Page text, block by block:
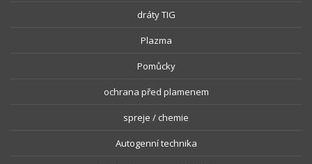
dráty TIG
Plazma
Pomůcky
ochrana před plamenem
spreje / chemie
Autogenní technika